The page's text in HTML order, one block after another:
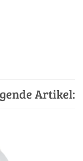
Artikel: